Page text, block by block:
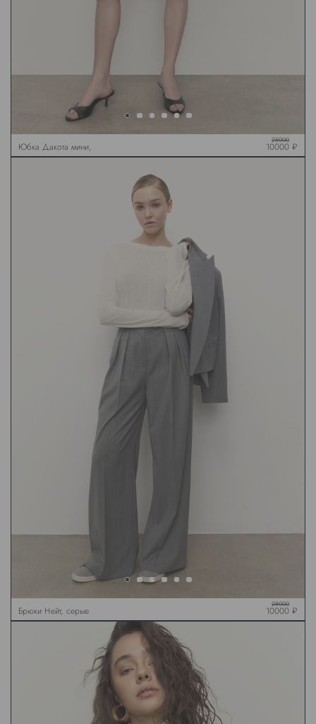
Юбка Дакота мини,
черная
25000
10000 ₽
Брюки Нейт, серые
28000
10000 ₽